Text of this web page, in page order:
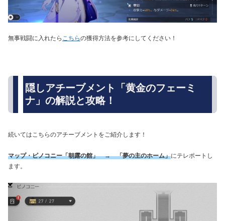
無事戦闘に入れたら こちらの獲得方法を参考にしてください！
隠しアチーブメント「黄金のフェーミ
ナ」の解説と攻略！
続いてはこちらのアチーブメントをご紹介します！
マップ・ピノコニー「朝露の館」 → 「夢の主のホーム」にテレポートし
ます。